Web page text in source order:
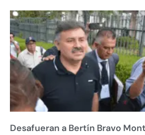
Desafueran a Bertín Bravo